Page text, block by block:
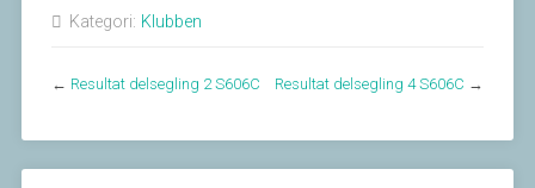
Kategori: Klubben
← Resultat delsegling 2 S606C Resultat delsegling 4 S606C →